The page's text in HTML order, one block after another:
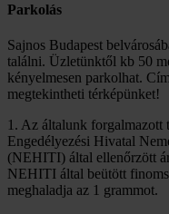
Parkolás
Sajnos Budapest
találni. Üzletünktől kb 50
kényelmesen parkolhat.
megtekintheti térképünket!
1. Az általunk forgalmazott
Engedélyezési Hivatal
(NEHITI) által ellenőrzött
NEHITI által beütött
meghaladja az 1 grammot.